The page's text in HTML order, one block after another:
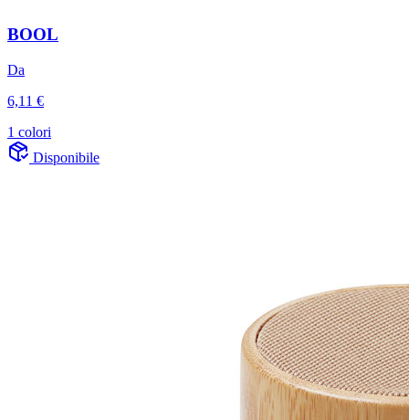
BOOL
Da
6,11 €
1 colori
Disponibile